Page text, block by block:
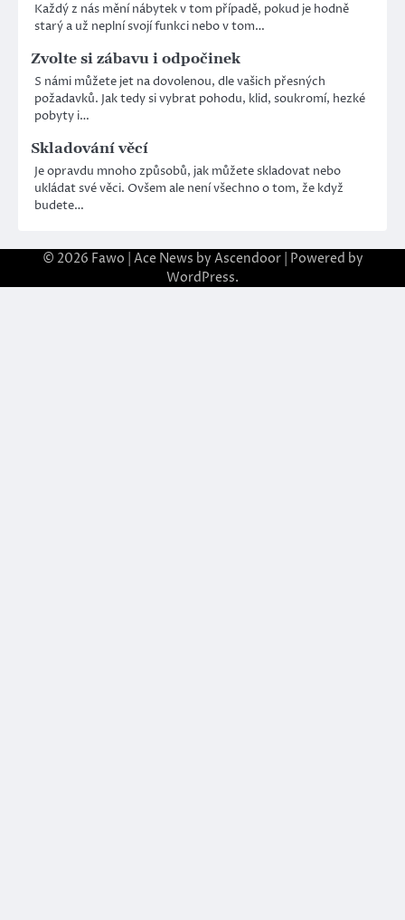
Každý z nás mění nábytek v tom případě, pokud je hodně
starý a už neplní svojí funkci nebo v tom…
Zvolte si zábavu i odpočinek
S námi můžete jet na dovolenou, dle vašich přesných
požadavků. Jak tedy si vybrat pohodu, klid, soukromí, hezké
pobyty i…
Skladování věcí
Je opravdu mnoho způsobů, jak můžete skladovat nebo
ukládat své věci. Ovšem ale není všechno o tom, že když
budete…
© 2026 Fawo | Ace News by Ascendoor| Powered by
WordPress.